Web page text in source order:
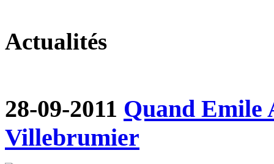
Actualités
28-09-2011 Quand Emile
Villebrumier